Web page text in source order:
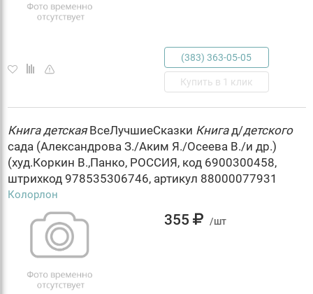
(383) 363-05-05
Купить в 1 клик
Книга детскаяВсеЛучшиеСказки Книгад/детского
сада (Александрова З./Аким Я./Осеева В./и др.)
(худ.Коркин В.,Панко, РОССИЯ, код 6900300458,
штрихкод 978535306746, артикул 88000077931
Колорлон
355 /шт